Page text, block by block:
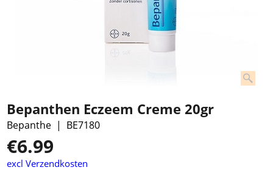
Bepanthen Eczeem Creme 20gr
Bepanthe BE7180
€6.99
excl Verzendkosten